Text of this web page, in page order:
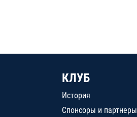
КЛУБ
История
Спонсоры и партнеры